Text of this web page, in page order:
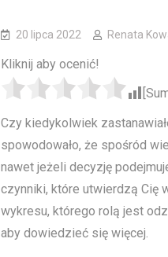
20 lipca 2022 Renata
Kliknij aby ocenić!
Czy kiedykolwiek
spowodowało, że spośród
nawet jeżeli decyzję
czynniki, które utwierdzą Cię
wykresu, którego rolą jest
aby dowiedzieć się więcej.